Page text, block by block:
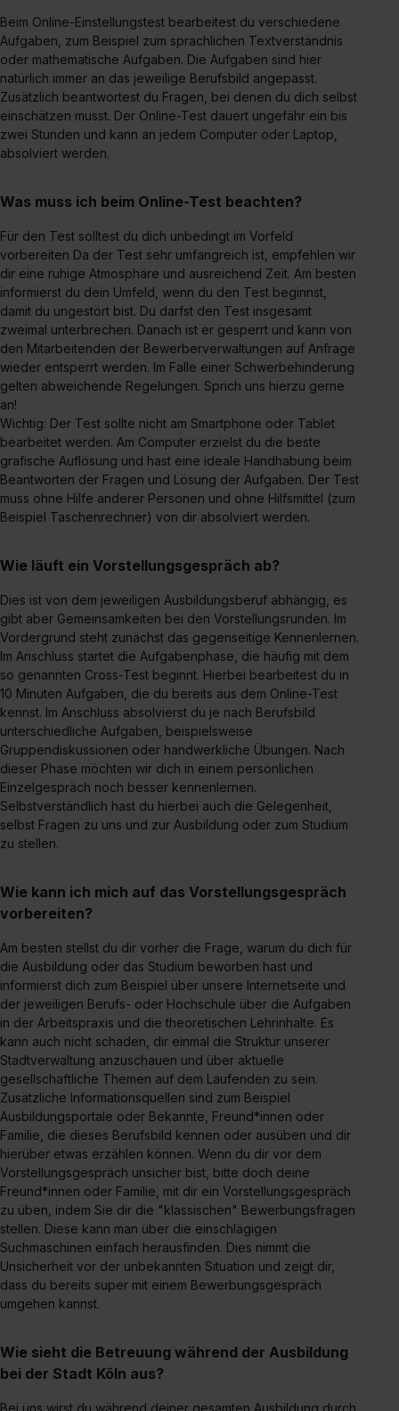
Beim Online-Einstellungstest bearbeitest du verschiedene
Aufgaben, zum Beispiel zum sprachlichen Textverständnis
oder mathematische Aufgaben. Die Aufgaben sind hier
natürlich immer an das jeweilige Berufsbild angepasst.
Zusätzlich beantwortest du Fragen, bei denen du dich selbst
einschätzen musst. Der Online-Test dauert ungefähr ein bis
zwei Stunden und kann an jedem Computer oder Laptop,
absolviert werden.
Was muss ich beim Online-Test beachten?
Für den Test solltest du dich unbedingt im Vorfeld
vorbereiten Da der Test sehr umfangreich ist, empfehlen wir
dir eine ruhige Atmosphäre und ausreichend Zeit. Am besten
informierst du dein Umfeld, wenn du den Test beginnst,
damit du ungestört bist. Du darfst den Test insgesamt
zweimal unterbrechen. Danach ist er gesperrt und kann von
den Mitarbeitenden der Bewerberverwaltungen auf Anfrage
wieder entsperrt werden. Im Falle einer Schwerbehinderung
gelten abweichende Regelungen. Sprich uns hierzu gerne
an!
Wichtig: Der Test sollte nicht am Smartphone oder Tablet
bearbeitet werden. Am Computer erzielst du die beste
grafische Auflösung und hast eine ideale Handhabung beim
Beantworten der Fragen und Lösung der Aufgaben. Der Test
muss ohne Hilfe anderer Personen und ohne Hilfsmittel (zum
Beispiel Taschenrechner) von dir absolviert werden.
Wie läuft ein Vorstellungsgespräch ab?
Dies ist von dem jeweiligen Ausbildungsberuf abhängig, es
gibt aber Gemeinsamkeiten bei den Vorstellungsrunden. Im
Vordergrund steht zunächst das gegenseitige Kennenlernen.
Im Anschluss startet die Aufgabenphase, die häufig mit dem
so genannten Cross-Test beginnt. Hierbei bearbeitest du in
10 Minuten Aufgaben, die du bereits aus dem Online-Test
kennst. Im Anschluss absolvierst du je nach Berufsbild
unterschiedliche Aufgaben, beispielsweise
Gruppendiskussionen oder handwerkliche Übungen. Nach
dieser Phase möchten wir dich in einem persönlichen
Einzelgespräch noch besser kennenlernen.
Selbstverständlich hast du hierbei auch die Gelegenheit,
selbst Fragen zu uns und zur Ausbildung oder zum Studium
zu stellen.
Wie kann ich mich auf das Vorstellungsgespräch
vorbereiten?
Am besten stellst du dir vorher die Frage, warum du dich für
die Ausbildung oder das Studium beworben hast und
informierst dich zum Beispiel über unsere Internetseite und
der jeweiligen Berufs- oder Hochschule über die Aufgaben
in der Arbeitspraxis und die theoretischen Lehrinhalte. Es
kann auch nicht schaden, dir einmal die Struktur unserer
Stadtverwaltung anzuschauen und über aktuelle
gesellschaftliche Themen auf dem Laufenden zu sein.
Zusätzliche Informationsquellen sind zum Beispiel
Ausbildungsportale oder Bekannte, Freund*innen oder
Familie, die dieses Berufsbild kennen oder ausüben und dir
hierüber etwas erzählen können. Wenn du dir vor dem
Vorstellungsgespräch unsicher bist, bitte doch deine
Freund*innen oder Familie, mit dir ein Vorstellungsgespräch
zu üben, indem Sie dir die "klassischen" Bewerbungsfragen
stellen. Diese kann man über die einschlägigen
Suchmaschinen einfach herausfinden. Dies nimmt die
Unsicherheit vor der unbekannten Situation und zeigt dir,
dass du bereits super mit einem Bewerbungsgespräch
umgehen kannst.
Wie sieht die Betreuung während der Ausbildung
bei der Stadt Köln aus?
Bei uns wirst du während deiner gesamten Ausbildung durch